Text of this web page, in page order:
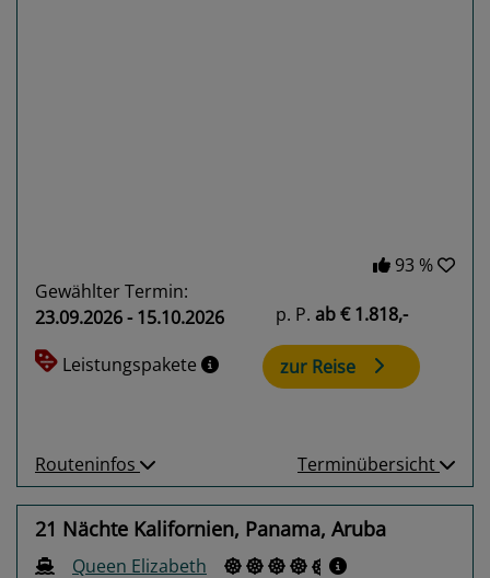
93 %
Gewählter Termin:
23.09.2026 - 15.10.2026
Leistungspakete
p. P. ab€ 1.818,-
zur Reise
Routeninfos Terminübersicht
21 Nächte Kalifornien, Panama, Aruba
Queen Elizabeth